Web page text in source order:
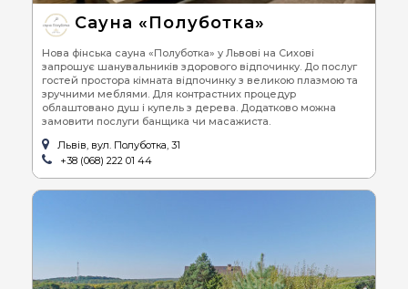
Сауна «Полуботка»
Нова фінська сауна «Полуботка» у Львові на Сихові
запрошує шанувальників здорового відпочинку. До послуг
гостей простора кімната відпочинку з великою плазмою та
зручними меблями. Для контрастних процедур
облаштовано душ і купель з дерева. Додатково можна
замовити послуги банщика чи масажиста.
Львів, вул. Полуботка, 31
+38 (068) 222 01 44